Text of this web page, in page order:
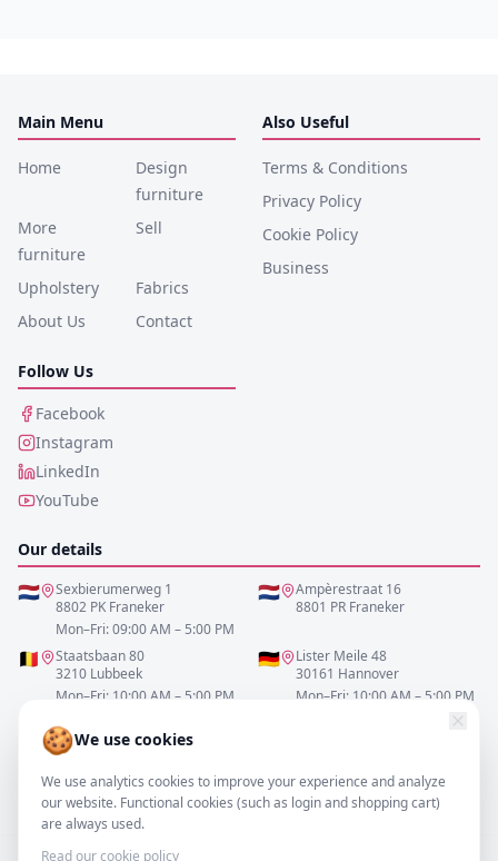
🍪We use cookies
We use analytics cookies to improve your experience and analyze
our website. Functional cookies (such as login and shopping cart)
are always used.
Read our cookie policy
Main Menu
Home
Design
furniture
More
furniture
Sell
Upholstery
Fabrics
About Us
Contact
Also Useful
Terms & Conditions
Privacy Policy
Cookie Policy
Business
Follow Us
Facebook
Instagram
LinkedIn
YouTube
Our details
🇳🇱
Sexbierumerweg 1
8802 PK Franeker
Mon–Fri: 09:00 AM – 5:00 PM
🇳🇱
Ampèrestraat 16
8801 PR Franeker
🇧🇪
Staatsbaan 80
3210 Lubbeek
Mon–Fri: 10:00 AM – 5:00 PM
🇩🇪
Lister Meile 48
30161 Hannover
Mon–Fri: 10:00 AM – 5:00 PM
0517-700521
info@resofa.nl